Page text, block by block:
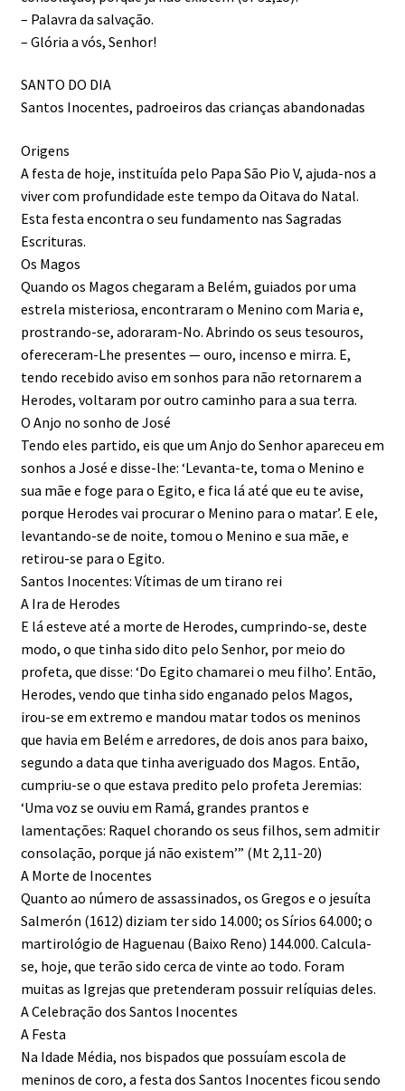
– Palavra da salvação.
– Glória a vós, Senhor!
SANTO DO DIA
Santos Inocentes, padroeiros das crianças abandonadas
Origens
A festa de hoje, instituída pelo Papa São Pio V, ajuda-nos a
viver com profundidade este tempo da Oitava do Natal.
Esta festa encontra o seu fundamento nas Sagradas
Escrituras.
Os Magos
Quando os Magos chegaram a Belém, guiados por uma
estrela misteriosa, encontraram o Menino com Maria e,
prostrando-se, adoraram-No. Abrindo os seus tesouros,
ofereceram-Lhe presentes — ouro, incenso e mirra. E,
tendo recebido aviso em sonhos para não retornarem a
Herodes, voltaram por outro caminho para a sua terra.
O Anjo no sonho de José
Tendo eles partido, eis que um Anjo do Senhor apareceu em
sonhos a José e disse-lhe: ‘Levanta-te, toma o Menino e
sua mãe e foge para o Egito, e fica lá até que eu te avise,
porque Herodes vai procurar o Menino para o matar’. E ele,
levantando-se de noite, tomou o Menino e sua mãe, e
retirou-se para o Egito.
Santos Inocentes: Vítimas de um tirano rei
A Ira de Herodes
E lá esteve até a morte de Herodes, cumprindo-se, deste
modo, o que tinha sido dito pelo Senhor, por meio do
profeta, que disse: ‘Do Egito chamarei o meu filho’. Então,
Herodes, vendo que tinha sido enganado pelos Magos,
irou-se em extremo e mandou matar todos os meninos
que havia em Belém e arredores, de dois anos para baixo,
segundo a data que tinha averiguado dos Magos. Então,
cumpriu-se o que estava predito pelo profeta Jeremias:
‘Uma voz se ouviu em Ramá, grandes prantos e
lamentações: Raquel chorando os seus filhos, sem admitir
consolação, porque já não existem’” (Mt 2,11-20)
A Morte de Inocentes
Quanto ao número de assassinados, os Gregos e o jesuíta
Salmerón (1612) diziam ter sido 14.000; os Sírios 64.000; o
martirológio de Haguenau (Baixo Reno) 144.000. Calcula-
se, hoje, que terão sido cerca de vinte ao todo. Foram
muitas as Igrejas que pretenderam possuir relíquias deles.
A Celebração dos Santos Inocentes
A Festa
Na Idade Média, nos bispados que possuíam escola de
meninos de coro, a festa dos Santos Inocentes ficou sendo